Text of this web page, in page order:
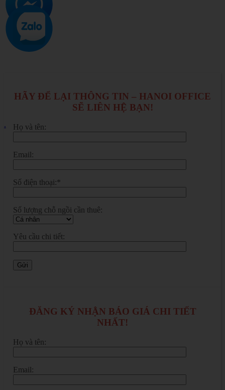
.
HÃY ĐỂ LẠI THÔNG TIN – HANOI OFFICE
SẼ LIÊN HỆ BẠN!
Họ và tên:
Email:
Số điện thoại:*
Số lượng chỗ ngồi cần thuê:
Yêu cầu chi tiết:
ĐĂNG KÝ NHẬN BÁO GIÁ CHI TIẾT
NHẤT!
Họ và tên:
Email: